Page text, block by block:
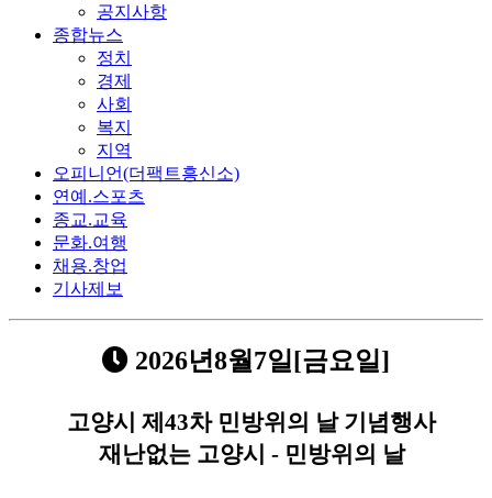
공지사항
종합뉴스
정치
경제
사회
복지
지역
오피니언(더팩트흥신소)
연예.스포츠
종교.교육
문화.여행
채용.창업
기사제보
2026년8월7일[금요일]
고양시 제43차 민방위의 날 기념행사
재난없는 고양시 - 민방위의 날